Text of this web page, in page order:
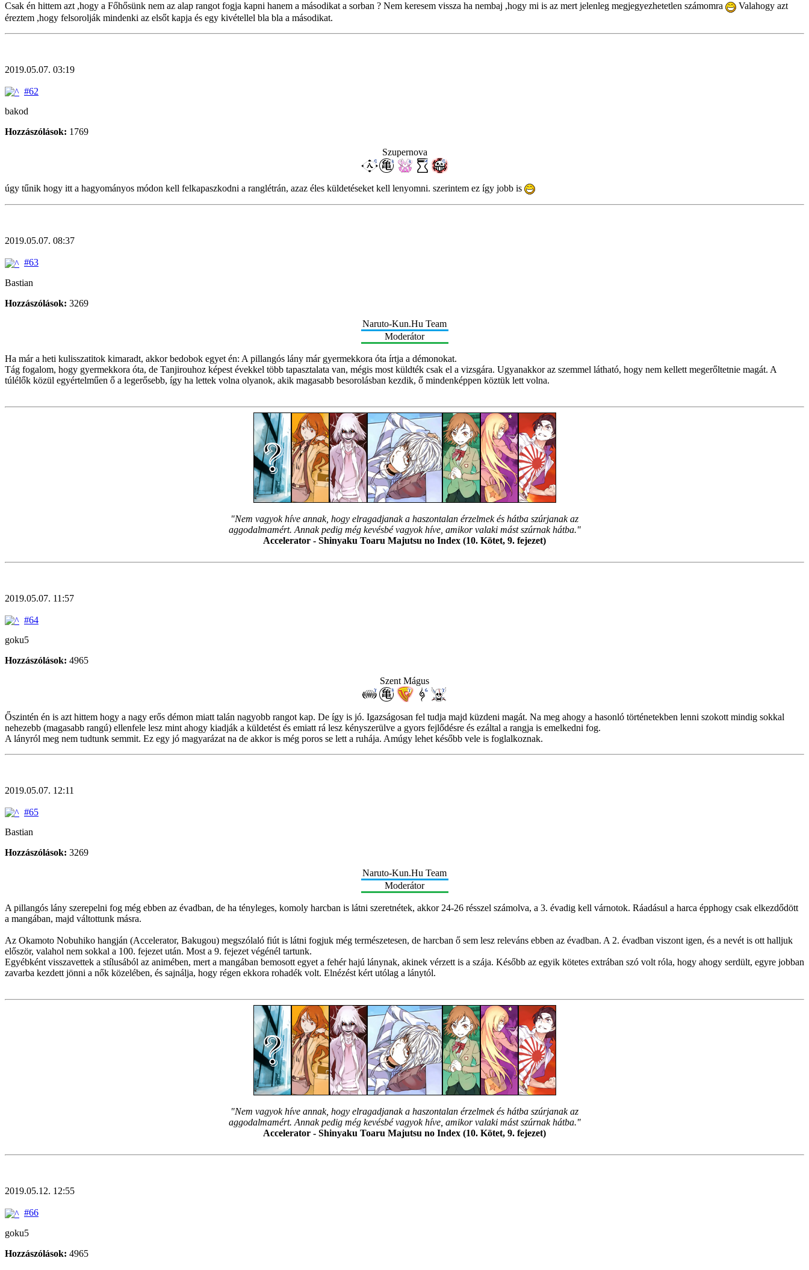
Csak én hittem azt ,hogy a Főhősünk nem az alap rangot fogja kapni hanem a másodikat a sorban ? Nem keresem vissza ha nembaj ,hogy mi is az mert jelenleg megjegyezhetetlen számomra
Valahogy azt
éreztem ,hogy felsorolják mindenki az elsőt kapja és egy kivétellel bla bla a másodikat.
2019.05.07. 03:19
#62
bakod
Hozzászólások: 1769
Szupernova
úgy tűnik hogy itt a hagyományos módon kell felkapaszkodni a ranglétrán, azaz éles küldetéseket kell lenyomni. szerintem ez így jobb is
2019.05.07. 08:37
#63
Bastian
Hozzászólások: 3269
Naruto-Kun.Hu Team
Moderátor
Ha már a heti kulisszatitok kimaradt, akkor bedobok egyet én: A pillangós lány már gyermekkora óta írtja a démonokat.
Tág fogalom, hogy gyermekkora óta, de Tanjirouhoz képest évekkel több tapasztalata van, mégis most küldték csak el a vizsgára. Ugyanakkor az szemmel látható, hogy nem kellett megerőltetnie magát. A
túlélők közül egyértelműen ő a legerősebb, így ha lettek volna olyanok, akik magasabb besorolásban kezdik, ő mindenképpen köztük lett volna.
"Nem vagyok híve annak, hogy elragadjanak a haszontalan érzelmek és hátba szúrjanak az
aggodalmamért. Annak pedig még kevésbé vagyok híve, amikor valaki mást szúrnak hátba."
Accelerator - Shinyaku Toaru Majutsu no Index (10. Kötet, 9. fejezet)
2019.05.07. 11:57
#64
goku5
Hozzászólások: 4965
Szent Mágus
Őszintén én is azt hittem hogy a nagy erős démon miatt talán nagyobb rangot kap. De így is jó. Igazságosan fel tudja majd küzdeni magát. Na meg ahogy a hasonló történetekben lenni szokott mindig sokkal
nehezebb (magasabb rangú) ellenfele lesz mint ahogy kiadják a küldetést és emiatt rá lesz kényszerülve a gyors fejlődésre és ezáltal a rangja is emelkedni fog.
A lányról meg nem tudtunk semmit. Ez egy jó magyarázat na de akkor is még poros se lett a ruhája. Amúgy lehet később vele is foglalkoznak.
2019.05.07. 12:11
#65
Bastian
Hozzászólások: 3269
Naruto-Kun.Hu Team
Moderátor
A pillangós lány szerepelni fog még ebben az évadban, de ha tényleges, komoly harcban is látni szeretnétek, akkor 24-26 résszel számolva, a 3. évadig kell várnotok. Ráadásul a harca épphogy csak elkezdődött
a mangában, majd váltottunk másra.
Az Okamoto Nobuhiko hangján (Accelerator, Bakugou) megszólaló fiút is látni fogjuk még természetesen, de harcban ő sem lesz releváns ebben az évadban. A 2. évadban viszont igen, és a nevét is ott halljuk
először, valahol nem sokkal a 100. fejezet után. Most a 9. fejezet végénél tartunk.
Egyébként visszavettek a stílusából az animében, mert a mangában bemosott egyet a fehér hajú lánynak, akinek vérzett is a szája. Később az egyik kötetes extrában szó volt róla, hogy ahogy serdült, egyre jobban
zavarba kezdett jönni a nők közelében, és sajnálja, hogy régen ekkora rohadék volt. Elnézést kért utólag a lánytól.
"Nem vagyok híve annak, hogy elragadjanak a haszontalan érzelmek és hátba szúrjanak az
aggodalmamért. Annak pedig még kevésbé vagyok híve, amikor valaki mást szúrnak hátba."
Accelerator - Shinyaku Toaru Majutsu no Index (10. Kötet, 9. fejezet)
2019.05.12. 12:55
#66
goku5
Hozzászólások: 4965